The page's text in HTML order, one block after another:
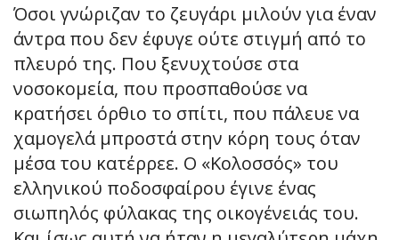
Όσοι γνώριζαν το ζευγάρι μιλούν για έναν
άντρα που δεν έφυγε ούτε στιγμή από το
πλευρό της. Που ξενυχτούσε στα
νοσοκομεία, που προσπαθούσε να
κρατήσει όρθιο το σπίτι, που πάλευε να
χαμογελά μπροστά στην κόρη τους όταν
μέσα του κατέρρεε. Ο «Κολοσσός» του
ελληνικού ποδοσφαίρου έγινε ένας
σιωπηλός φύλακας της οικογένειάς του.